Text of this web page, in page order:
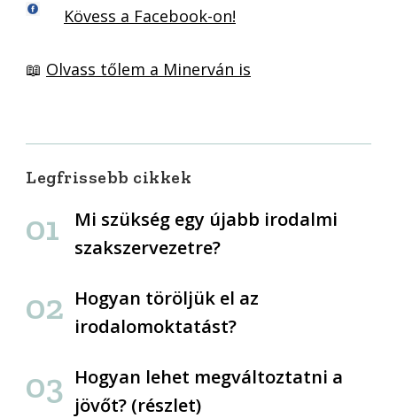
Kövess a Facebook-on!
📖 Olvass tőlem a Minerván is
Legfrissebb cikkek
Mi szükség egy újabb irodalmi
szakszervezetre?
Hogyan töröljük el az
irodalomoktatást?
Hogyan lehet megváltoztatni a
jövőt? (részlet)